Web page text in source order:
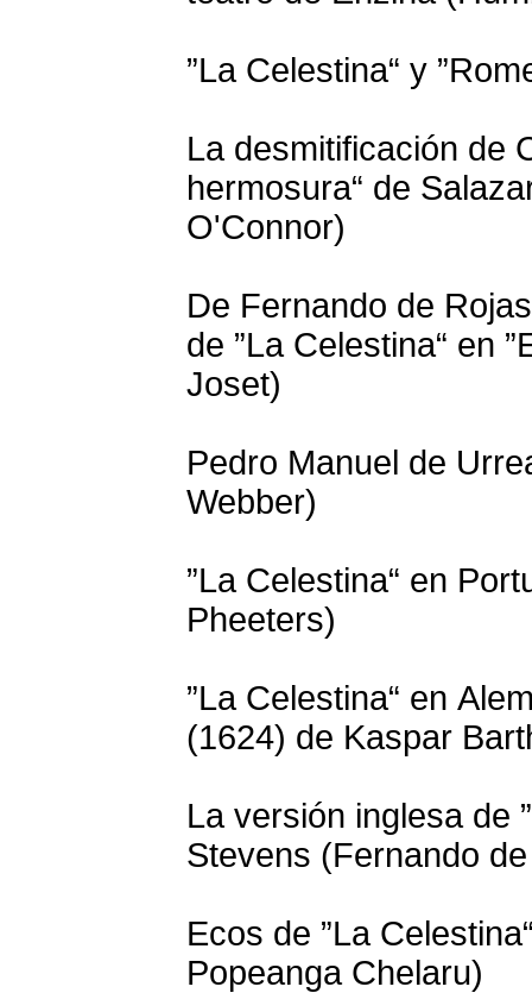
”La Celestina“ y
La desmitificación de
hermosura“ de
O'Connor)
De Fernando de
de ”La Celestina“ en
Joset)
Pedro Manuel de
Webber)
”La Celestina“ en
Pheeters)
”La Celestina“ en
(1624) de Kaspar
La versión inglesa de
Stevens (Fernando
Ecos de ”La
Popeanga Chelaru)